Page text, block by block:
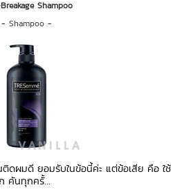
Shampoo
-Shampoo -
ดผมดี ยอมรับในข้อนี้ค่ะ แต่ข้อเสีย คือ ใช้
คันทุกครั้...